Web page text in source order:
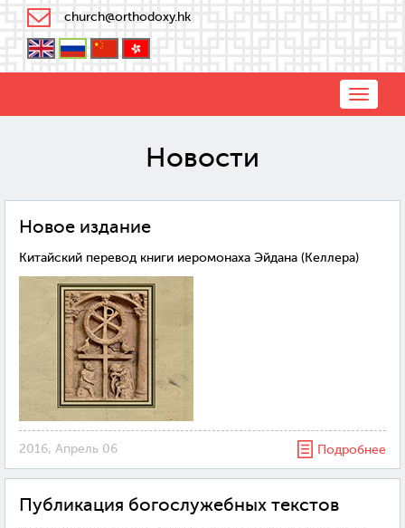
church@orthodoxy.hk
Toggle
Новости
Новое издание
Китайский перевод книги иеромонаха Эйдана (Келлера)
2016, Апрель 06 Подробнее
Публикация богослужебных текстов